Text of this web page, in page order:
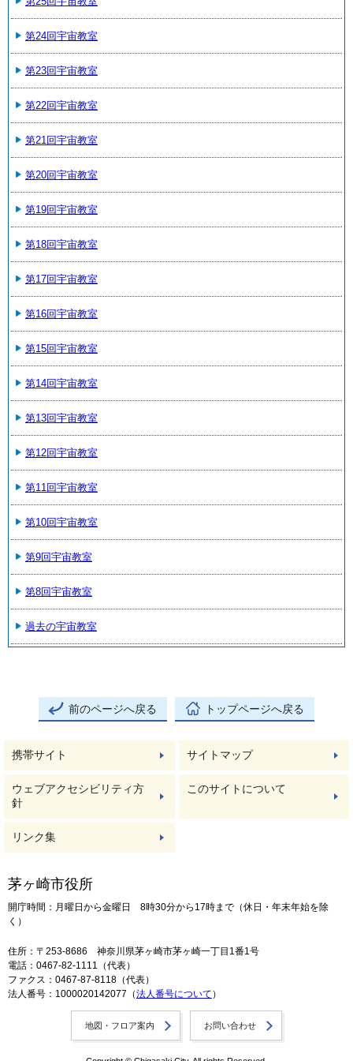
第24回宇宙教室
第23回宇宙教室
第22回宇宙教室
第21回宇宙教室
第20回宇宙教室
第19回宇宙教室
第18回宇宙教室
第17回宇宙教室
第16回宇宙教室
第15回宇宙教室
第14回宇宙教室
第13回宇宙教室
第12回宇宙教室
第11回宇宙教室
第10回宇宙教室
第9回宇宙教室
第8回宇宙教室
過去の宇宙教室
前のページへ戻る トップページへ戻る
携帯サイト サイトマップ
ウェブアクセシビリティ方
針
このサイトについて
リンク集
茅ヶ崎市役所
開庁時間：月曜日から金曜日 8時30分から17時まで（休日・年末年始を除
く）
住所：〒253-8686 神奈川県茅ヶ崎市茅ヶ崎一丁目1番1号
電話：0467-82-1111（代表）
ファクス：0467-87-8118（代表）
法人番号：1000020142077（法人番号について ）
地図・フロア案内 お問い合わせ